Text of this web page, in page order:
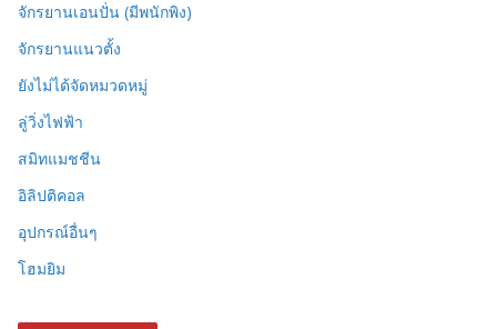
จักรยานเอนปั่น (มีพนักพิง)
จักรยานแนวตั้ง
ยังไม่ได้จัดหมวดหมู่
ลู่วิ่งไฟฟ้า
สมิทแมชชีน
อิลิปติคอล
อุปกรณ์อื่นๆ
โฮมยิม